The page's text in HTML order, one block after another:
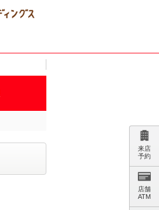
来店
予約
店舗
ATM